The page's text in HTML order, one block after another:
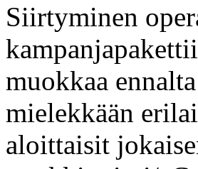
Siirtyminen
muokkaa
mielekkään
aloittaisit